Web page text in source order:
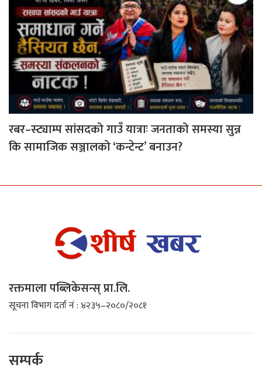
रबर–स्ट्याम्प सांसदको गाउँ यात्राः जनताको समस्या सुन्न
कि सामाजिक सञ्जालको ‘कन्टेन्ट’ बनाउन?
रक्तमाला पब्लिकेसन्स् प्रा.लि.
सूचना विभाग दर्ता नं : ४२३५–२०८०/२०८१
सम्पर्क